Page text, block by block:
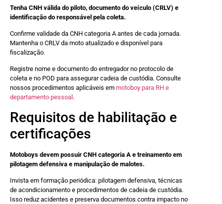
Tenha CNH válida do piloto, documento do veículo (CRLV) e
identificação do responsável pela coleta.
Confirme validade da CNH categoria A antes de cada jornada.
Mantenha o CRLV da moto atualizado e disponível para
fiscalização.
Registre nome e documento do entregador no protocolo de
coleta e no POD para assegurar cadeia de custódia. Consulte
nossos procedimentos aplicáveis em motoboy para RH e
departamento pessoal .
Requisitos de habilitação e
certificações
Motoboys devem possuir CNH categoria A e treinamento em
pilotagem defensiva e manipulação de malotes.
Invista em formação periódica: pilotagem defensiva, técnicas
de acondicionamento e procedimentos de cadeia de custódia.
Isso reduz acidentes e preserva documentos contra impacto no